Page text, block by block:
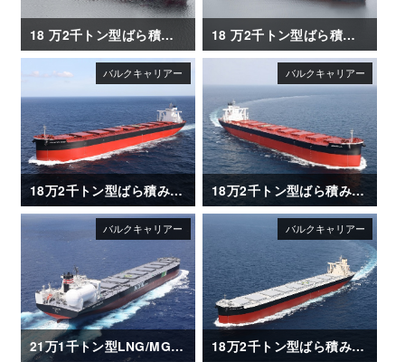
18 万2千トン型ばら積み運搬船「LIBERTY QUEEN」 18 万2千トン型ばら積み運搬船「VERITAS QUEEN」
18万2千トン型ばら積み運搬船「FRONTIER RINDO」 18万2千トン型ばら積み運搬船「AQUABELLA」
21万1千トン型LNG/MGO 二元燃料ばら積み運搬船「SG HORIZON」 18万2千トン型ばら積み運搬船「GLOBAL FUTURE」